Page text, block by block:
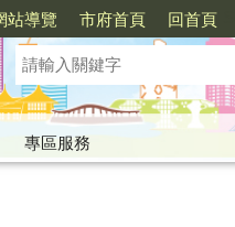
站導覽 市府首頁 回首頁
專區服務